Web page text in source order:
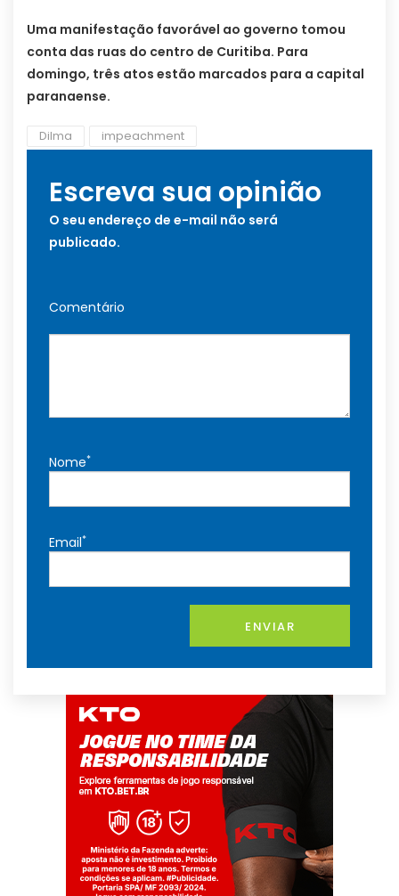
Uma manifestação favorável ao governo tomou
conta das ruas do centro de Curitiba. Para
domingo, três atos estão marcados para a capital
paranaense.
Dilma impeachment
Escreva sua opinião
O seu endereço de e-mail não será
publicado.
Comentário
Nome*
Email*
ENVIAR